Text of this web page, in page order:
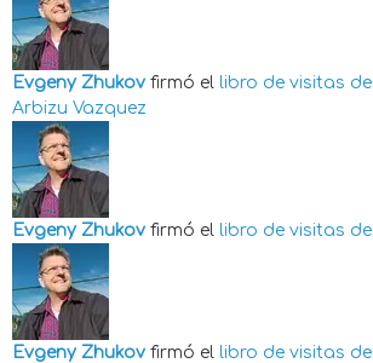
Evgeny Zhukov firmó el libro de visitas de
Arbizu Vazquez
Evgeny Zhukov firmó el libro de visitas de
Evgeny Zhukov firmó el libro de visitas de